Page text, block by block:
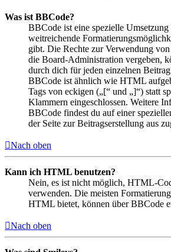
Was ist BBCode?
BBCode ist eine spezielle
weitreichende
gibt. Die Rechte zur Verwendung
die Board-Administration vergeben,
durch dich für jeden einzelnen
BBCode ist ähnlich wie HTML
Tags von eckigen („[“ und „]“) statt
Klammern eingeschlossen. Weitere
BBCode findest du auf einer
der Seite zur Beitragserstellung aus
Nach oben
Kann ich HTML benutzen?
Nein, es ist nicht möglich, HTML-
verwenden. Die meisten
HTML bietet, können über BBCode
Nach oben